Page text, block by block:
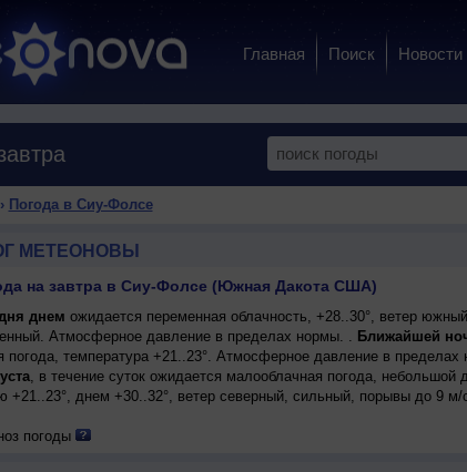
Главная Поиск Новости
Погода в Сиу-Фолсе
МЕТЕОНОВЫ
на завтра в Сиу-Фолсе (Южная Дакота США)
днем ожидается переменная облачность, +28..30°, ветер
Атмосферное давление в пределах нормы. . Ближайшей
погода, температура +21..23°. Атмосферное давление в пределах
, в течение суток ожидается малооблачная погода, небольшой
+21..23°, днем +30..32°, ветер северный, сильный, порывы до 9 м/
погоды